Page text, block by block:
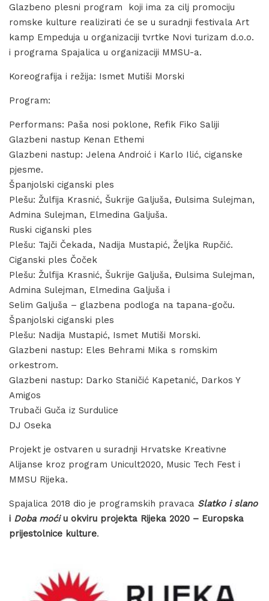
Glazbeno plesni program koji ima za cilj promociju
romske kulture realizirati će se u suradnji festivala Art
kamp Empeduja u organizaciji tvrtke Novi turizam d.o.o.
i programa Spajalica u organizaciji MMSU-a.
Koreografija i režija: Ismet Mutiši Morski
Program:
Performans: Paša nosi poklone, Refik Fiko Saliji
Glazbeni nastup Kenan Ethemi
Glazbeni nastup: Jelena Androić i Karlo Ilić, ciganske
pjesme.
Španjolski ciganski ples
Plešu: Žulfija Krasnić, Šukrije Galjuša, Đulsima Sulejman,
Admina Sulejman, Elmedina Galjuša.
Ruski ciganski ples
Plešu: Tajči Čekada, Nadija Mustapić, Željka Rupčić.
Ciganski ples Čoček
Plešu: Žulfija Krasnić, Šukrije Galjuša, Đulsima Sulejman,
Admina Sulejman, Elmedina Galjuša i
Selim Galjuša – glazbena podloga na tapana-goču.
Španjolski ciganski ples
Plešu: Nadija Mustapić, Ismet Mutiši Morski.
Glazbeni nastup: Eles Behrami Mika s romskim
orkestrom.
Glazbeni nastup: Darko Staničić Kapetanić, Darkos Y
Amigos
Trubači Guča iz Surdulice
DJ Oseka
Projekt je ostvaren u suradnji Hrvatske Kreativne
Alijanse kroz program Unicult2020, Music Tech Fest i
MMSU Rijeka.
Spajalica 2018 dio je programskih pravaca Slatko i slano
i Doba moćiu okviru projekta Rijeka 2020 – Europska
prijestolnice kulture.